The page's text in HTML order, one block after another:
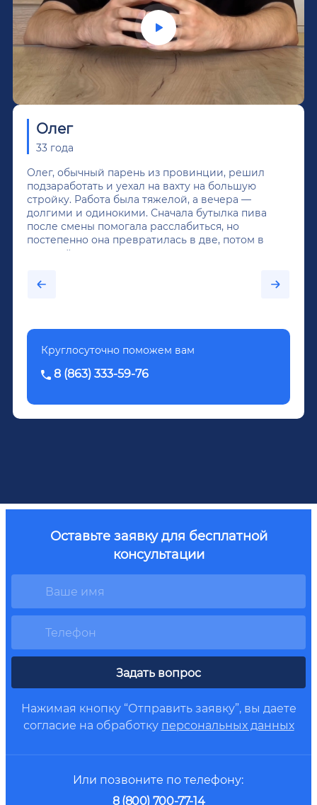
Олег
33 года
Олег, обычный парень из провинции, решил
подзаработать и уехал на вахту на большую
стройку. Работа была тяжелой, а вечера —
долгими и одинокими. Сначала бутылка пива
после смены помогала расслабиться, но
постепенно она превратилась в две, потом в
крепкий алкоголь, и вот он уже пил почти
было назначено кодирование по методу
Довженко.
Круглосуточно поможем вам
8 (863) 333-59-76
Оставьте заявку для бесплатной
консультации
Задать вопрос
Нажимая кнопку “Отправить заявку”, вы даете
согласие на обработку персональных данных
Или позвоните по телефону:
8 (800) 700-77-14